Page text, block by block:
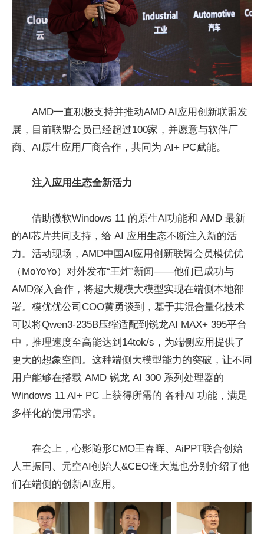
AMD一直积极支持并推动AMD AI应用创新联盟发
展，目前联盟会员已经超过100家，并愿意与软件厂
商、AI原生应用厂商合作，共同为 AI+ PC赋能。
注入应用生态全新活力
借助微软Windows 11 的原生AI功能和 AMD 最新
的AI芯片共同支持，给 AI 应用生态不断注入新的活
力。活动现场，AMD中国AI应用创新联盟会员模优优
（MoYoYo）对外发布“王炸”新闻——他们已成功与
AMD深入合作，将超大规模大模型实现在端侧本地部
署。模优优公司COO黄勇谈到，基于其混合量化技术
可以将Qwen3-235B压缩适配到锐龙AI MAX+ 395平台
中，推理速度至高能达到14tok/s，为端侧应用提供了
更大的想象空间。这种端侧大模型能力的突破，让不同
用户能够在搭载 AMD 锐龙 AI 300 系列处理器的
Windows 11 AI+ PC 上获得所需的 各种AI 功能，满足
多样化的使用需求。
在会上，心影随形CMO王春晖、AiPPT联合创始
人王振同、元空AI创始人&CEO逄大嵬也分别介绍了他
们在端侧的创新AI应用。